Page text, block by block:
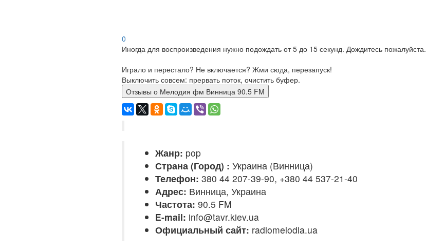
0
Иногда для воспроизведения нужно подождать от 5 до 15 секунд. Дождитесь пожалуйста.
Играло и перестало? Не включается? Жми сюда, перезапуск!
Выключить совсем: прервать поток, очистить буфер.
Отзывы о Мелодия фм Винница 90.5 FM
Жанр: pop
Страна (Город) : Украина (Винница)
Телефон: 380 44 207-39-90, +380 44 537-21-40
Адрес: Винница, Украина
Частота: 90.5 FM
E-mail: info@tavr.kiev.ua
Официальный сайт: radiomelodia.ua